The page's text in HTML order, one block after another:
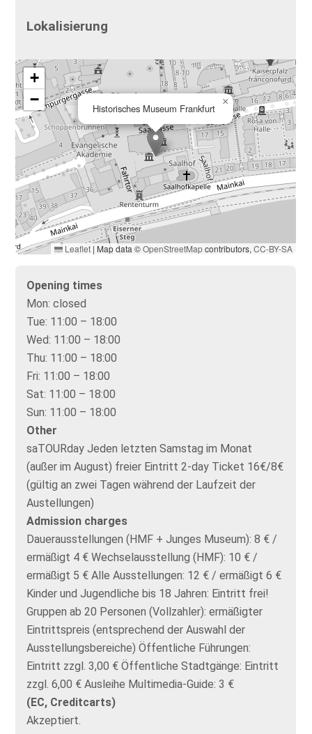
Lokalisierung
Historisches Museum Frankfurt
×
+
−
Leaflet | Map data ©OpenStreetMapcontributors,CC-BY-SA
Opening times
Mon: closed
Tue: 11:00 – 18:00
Wed: 11:00 – 18:00
Thu: 11:00 – 18:00
Fri: 11:00 – 18:00
Sat: 11:00 – 18:00
Sun: 11:00 – 18:00
Other
saTOURday Jeden letzten Samstag im Monat
(außer im August) freier Eintritt 2-day Ticket 16€/8€
(gültig an zwei Tagen während der Laufzeit der
Austellungen)
Admission charges
Dauerausstellungen (HMF + Junges Museum): 8 € /
ermäßigt 4 € Wechselausstellung (HMF): 10 € /
ermäßigt 5 € Alle Ausstellungen: 12 € / ermäßigt 6 €
Kinder und Jugendliche bis 18 Jahren: Eintritt frei!
Gruppen ab 20 Personen (Vollzahler): ermäßigter
Eintrittspreis (entsprechend der Auswahl der
Ausstellungsbereiche) Öffentliche Führungen:
Eintritt zzgl. 3,00 € Öffentliche Stadtgänge: Eintritt
zzgl. 6,00 € Ausleihe Multimedia-Guide: 3 €
(EC, Creditcarts)
Akzeptiert.